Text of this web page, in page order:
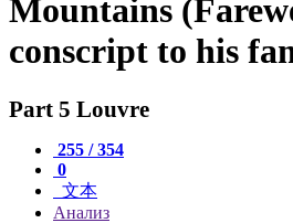
Mountains
conscript to his
Part 5 Louvre
255 / 354
0
文本
Анализ